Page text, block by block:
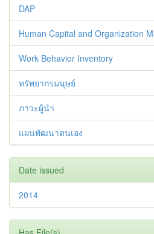
DAP
Human Capital and Organization
Work Behavior Inventory
ทรัพยากรมนุษย์
ภาวะผู้นำ
แผนพัฒนาตนเอง
Date issued
2014